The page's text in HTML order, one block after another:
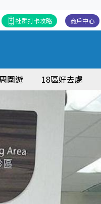
商戶中心
社群打卡攻略
圍遊 18區好去處